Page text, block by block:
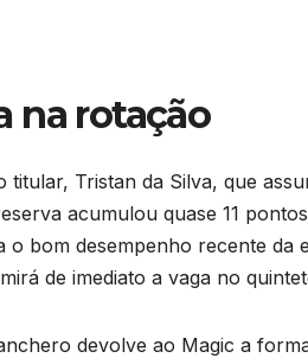
na rotação
titular, Tristan da Silva, que
acumulou quase 11
o bom desempenho recente da
de imediato a vaga no
devolve ao Magic a